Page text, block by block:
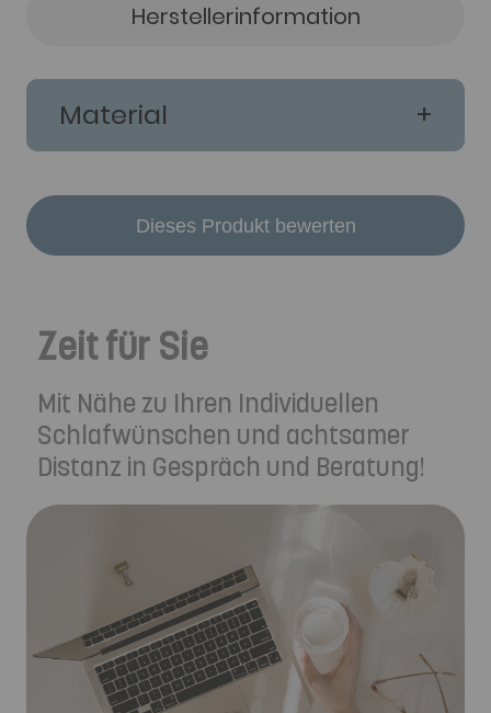
Herstellerinformation
Material
Dieses Produkt bewerten
Zeit für Sie
Mit Nähe zu Ihren Individuellen
Schlafwünschen und achtsamer
Distanz in Gespräch und Beratung!